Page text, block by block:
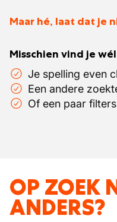
Maar hé, laat dat je
Misschien vind je
Je spelling even
Een andere
Of een paar
OP ZOEK
ANDERS?